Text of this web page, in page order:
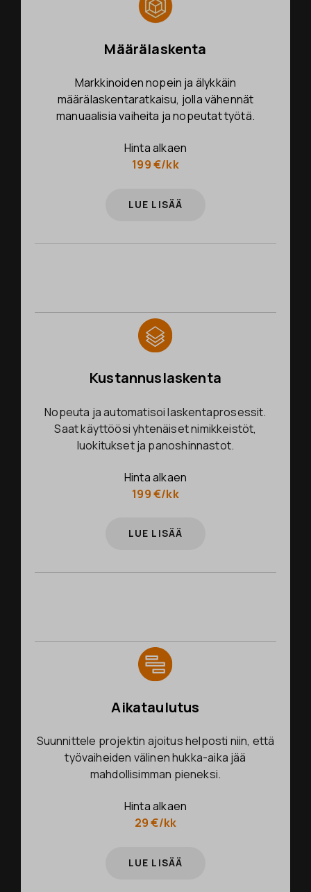
Määrälaskenta
Markkinoiden nopein ja älykkäin
määrälaskentaratkaisu, jolla vähennät
manuaalisia vaiheita ja nopeutat työtä.
Hinta alkaen
199 €/kk
LUE LISÄÄ
Kustannuslaskenta
Nopeuta ja automatisoi laskentaprosessit.
Saat käyttöösi yhtenäiset nimikkeistöt,
luokitukset ja panoshinnastot.
Hinta alkaen
199 €/kk
LUE LISÄÄ
Aikataulutus
Suunnittele projektin ajoitus helposti niin, että
työvaiheiden välinen hukka-aika jää
mahdollisimman pieneksi.
Hinta alkaen
29 €/kk
LUE LISÄÄ